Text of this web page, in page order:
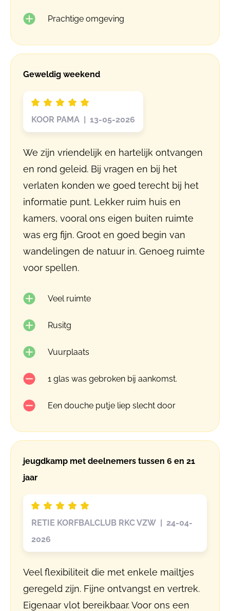
Prachtige omgeving
Geweldig weekend
KOOR PAMA | 13-05-2026
We zijn vriendelijk en hartelijk ontvangen
en rond geleid. Bij vragen en bij het
verlaten konden we goed terecht bij het
informatie punt. Lekker ruim huis en
kamers, vooral ons eigen buiten ruimte
was erg fijn. Groot en goed begin van
wandelingen de natuur in. Genoeg ruimte
voor spellen.
Veel ruimte
Rusitg
Vuurplaats
1 glas was gebroken bij aankomst.
Een douche putje liep slecht door
jeugdkamp met deelnemers tussen 6 en 21
jaar
RETIE KORFBALCLUB RKC VZW | 24-04-
2026
Veel flexibiliteit die met enkele mailtjes
geregeld zijn. Fijne ontvangst en vertrek.
Eigenaar vlot bereikbaar. Voor ons een